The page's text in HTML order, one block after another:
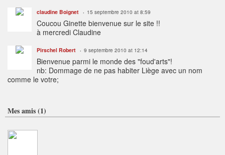
claudine Boignet 15 septembre 2010 at 8:59
Coucou Ginette bienvenue sur le site !!
à mercredi Claudine
Pirschel Robert 9 septembre 2010 at 12:14
Bienvenue parmi le monde des "foud'arts"!
nb: Dommage de ne pas habiter Liège avec un nom
comme le votre;
Mes amis (1)